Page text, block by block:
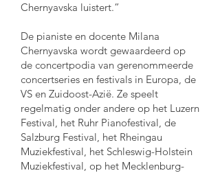
Chernyavska luistert.”
De pianiste en docente Milana
Chernyavska wordt gewaardeerd op
de concertpodia van gerenommeerde
concertseries en festivals in Europa, de
VS en Zuidoost-Azië. Ze speelt
regelmatig onder andere op het Luzern
Festival, het Ruhr Pianofestival, de
Salzburg Festival, het Rheingau
Muziekfestival, het Schleswig-Holstein
Muziekfestival, op het Mecklenburg-